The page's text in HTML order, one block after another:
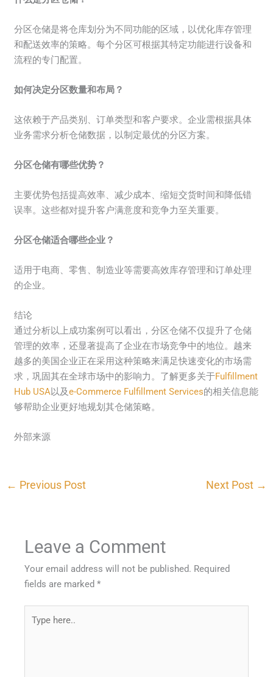
分区仓储是将仓库划分为不同功能的区域，以优化库存管理
和配送效率的策略。每个分区可根据其特定功能进行设备和
流程的专门配置。
如何决定分区数量和布局？
这依赖于产品类别、订单类型和客户要求。企业需根据具体
业务需求分析仓储数据，以制定最优的分区方案。
分区仓储有哪些优势？
主要优势包括提高效率、减少成本、缩短交货时间和降低错
误率。这些都对提升客户满意度和竞争力至关重要。
分区仓储适合哪些企业？
适用于电商、零售、制造业等需要高效库存管理和订单处理
的企业。
结论
通过分析以上成功案例可以看出，分区仓储不仅提升了仓储
管理的效率，还显著提高了企业在市场竞争中的地位。越来
越多的美国企业正在采用这种策略来满足快速变化的市场需
求，巩固其在全球市场中的影响力。了解更多关于Fulfillment
Hub USA以及e-Commerce Fulfillment Services的相关信息能
够帮助企业更好地规划其仓储策略。
外部来源
← Previous Post Next Post →
Leave a Comment
Your email address will not be published. Required
fields are marked*
here..